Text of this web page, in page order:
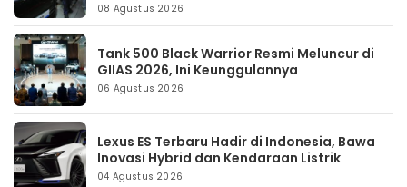
08 Agustus 2026
Tank 500 Black Warrior Resmi Meluncur di
GIIAS 2026, Ini Keunggulannya
06 Agustus 2026
Lexus ES Terbaru Hadir di Indonesia, Bawa
Inovasi Hybrid dan Kendaraan Listrik
04 Agustus 2026